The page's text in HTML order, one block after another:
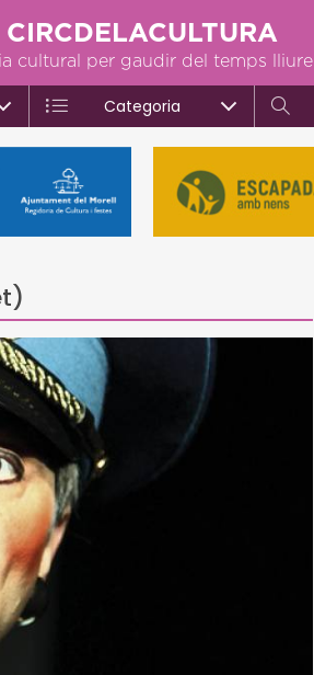
CIRCDELACULTURA
cultural per gaudir del temps lliure
Categoria